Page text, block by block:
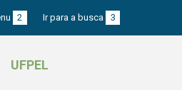
2 Ir para a busca 3
UFPEL